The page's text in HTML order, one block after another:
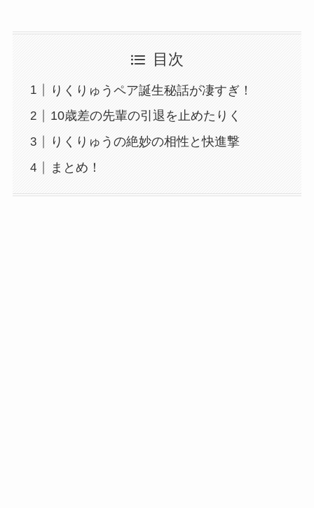
目次
りくりゅうペア誕生秘話が凄すぎ！
10歳差の先輩の引退を止めたりく
りくりゅうの絶妙の相性と快進撃
まとめ！